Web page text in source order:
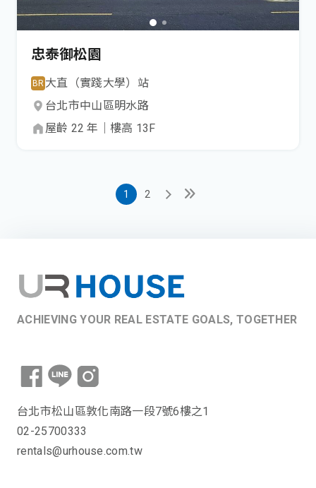
忠泰御松園
BR 大直（實踐大學） 站
台北市中山區明水路
屋齡 22 年 樓高 13 F
1 2
ACHIEVING YOUR REAL ESTATE GOALS, TOGETHER
台北市松山區敦化南路一段7號6樓之1
02-25700333
rentals@urhouse.com.tw